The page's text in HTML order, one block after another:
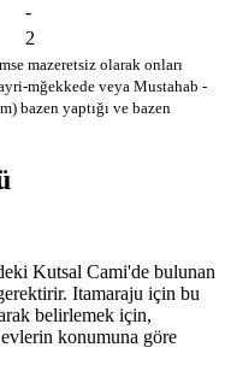
-
2
mazeretsiz olarak onları
mğekkede veya Mustahab -
bazen yaptığı ve bazen
Kutsal Cami'de bulunan
Itamaraju için bu
belirlemek için,
evlerin konumuna göre